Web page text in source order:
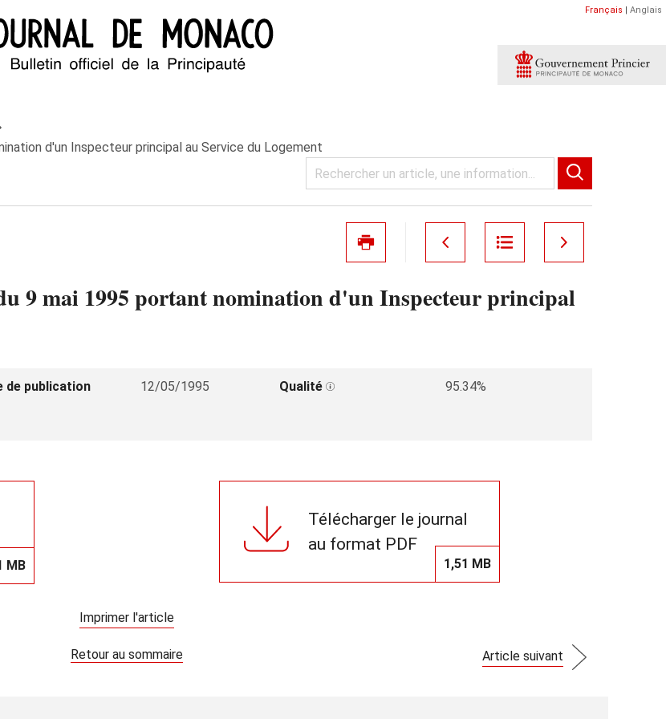
Français | Anglais
d'un Inspecteur principal au Service du Logement
9 mai 1995 portant nomination d'un Inspecteur principal
de publication 12/05/1995 Qualité
95.34%
MB
Télécharger le journal
au format PDF
1,51 MB
Imprimer l'article
Retour au sommaire Article suivant